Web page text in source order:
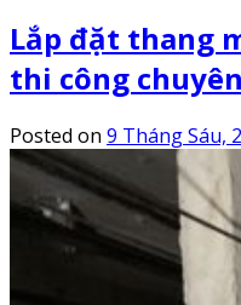
Lắp đặt thang
thi công
Posted on 9 Tháng Sáu,